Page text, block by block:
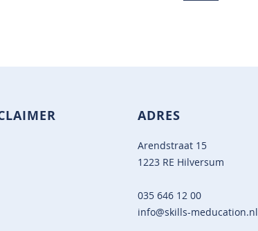
ADRES
Arendstraat 15
1223 RE Hilversum
035 646 12 00
info@skills-meducation.nl